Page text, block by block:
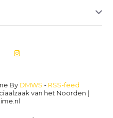
By DMWS - RSS-feed
van het Noorden |